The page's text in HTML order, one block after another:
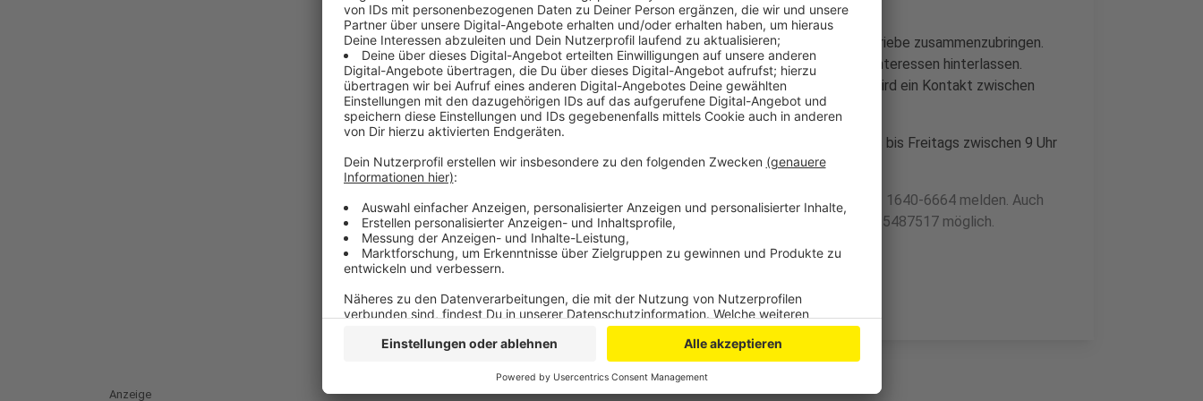
Ziel der Hotline ist es Ausbildungssuchende und Ausbildungs-Betriebe zusammenzubringen.
Als potentieller Azubi kann man bei der Hotline seine Daten und Interessen hinterlassen.
Passen die mit dem Suchprofil eines Unternehmens zusammen, wird ein Kontakt zwischen
beiden Seiten hergestellt.
Die Hotline ist in den kommenden sieben Wochen immer Montags bis Freitags zwischen 9 Uhr
und 18 Uhr erreichbar.
Interessierte Jugendliche können sich unter der Rufnummer 0221 1640-6664 melden. Auch
per WhatsApp ist eine Kontaktaufnahme unter der Nummer 0173 5487517 möglich.
Anzeige
Anzeige